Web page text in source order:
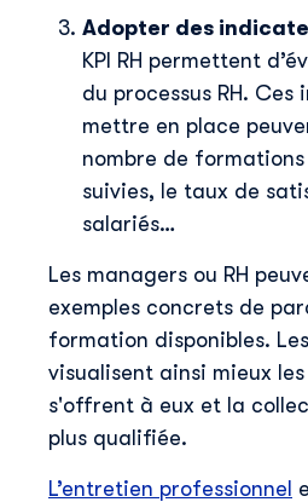
détails, consultez notre
Adopter des
KPI RH permettent
du processus RH.
mettre en place
nombre de
suivies, le taux de
salariés…
Les managers ou RH
exemples concrets de
formation disponibles.
visualisent ainsi mieux
s'offrent à eux et la
plus qualifiée.
L’entretien professionnel